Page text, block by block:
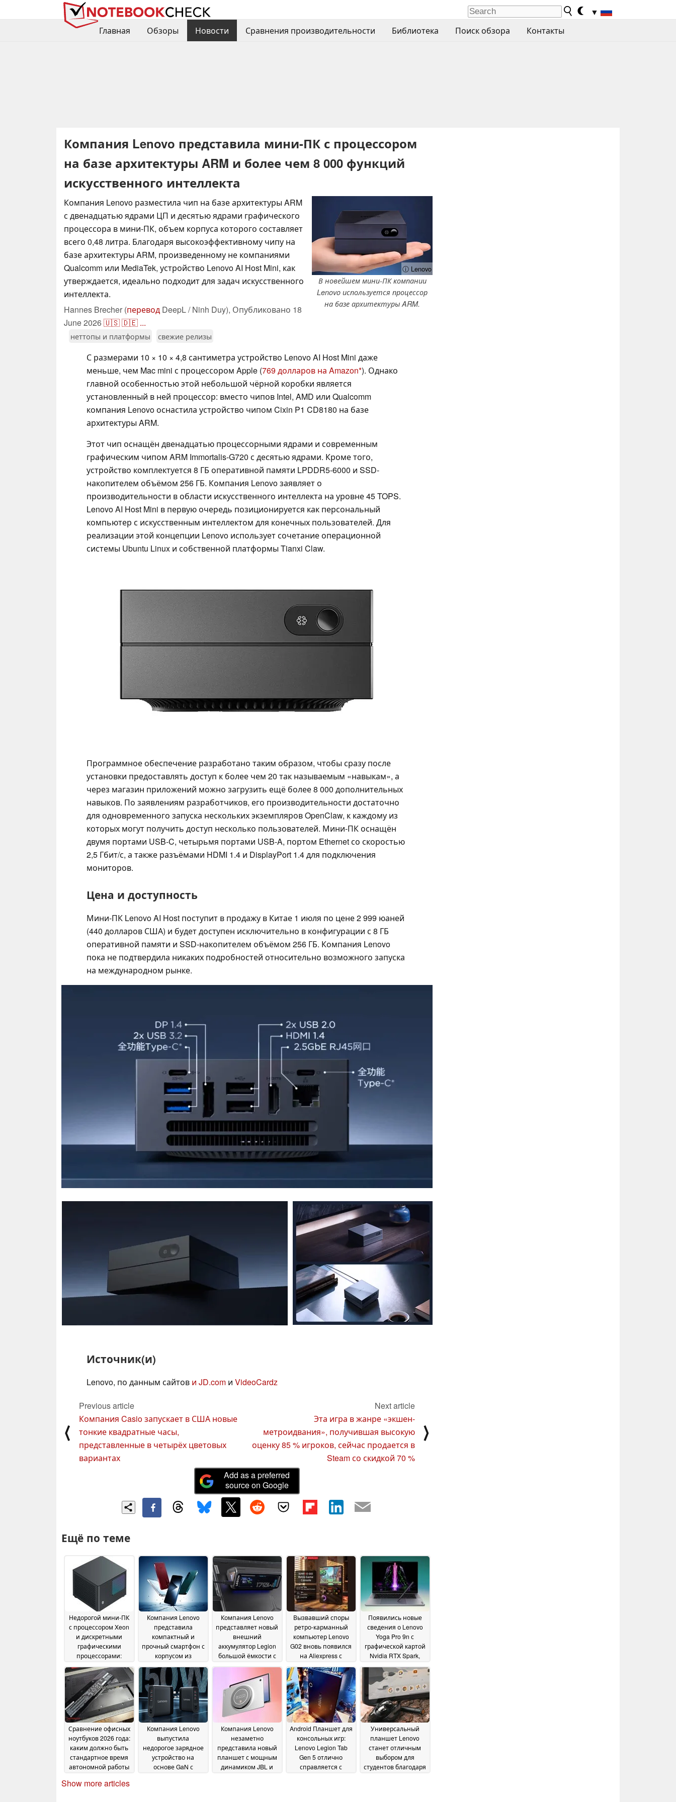
▼
Главная
Обзоры Новости Сравнения производительности Библиотека Поиск обзора Контакты
Компания Lenovo представила мини-ПК с процессором
на базе архитектуры ARM и более чем 8 000 функций
искусственного интеллекта
ⓘ Lenovo
В новейшем мини-ПК компании
Lenovo используется процессор
на базе архитектуры ARM.
Компания Lenovo разместила чип на базе архитектуры ARM
с двенадцатью ядрами ЦП и десятью ядрами графического
процессора в мини-ПК, объем корпуса которого составляет
всего 0,48 литра. Благодаря высокоэффективному чипу на
базе архитектуры ARM, произведенному не компаниями
Qualcomm или MediaTek, устройство Lenovo AI Host Mini, как
утверждается, идеально подходит для задач искусственного
интеллекта.
Hannes Brecher (перевод DeepL / Ninh Duy), Опубликовано 18
June 2026🇺🇸🇩🇪 ...
неттопы и платформы свежие релизы
С размерами 10 × 10 × 4,8 сантиметра устройство Lenovo AI Host Mini даже
меньше, чем Mac mini с процессором Apple (769 долларов на Amazon ). Однако
главной особенностью этой небольшой чёрной коробки является
установленный в ней процессор: вместо чипов Intel, AMD или Qualcomm
компания Lenovo оснастила устройство чипом Cixin P1 CD8180 на базе
архитектуры ARM.
Этот чип оснащён двенадцатью процессорными ядрами и современным
графическим чипом ARM Immortalis-G720 с десятью ядрами. Кроме того,
устройство комплектуется 8 ГБ оперативной памяти LPDDR5-6000 и SSD-
накопителем объёмом 256 ГБ. Компания Lenovo заявляет о
производительности в области искусственного интеллекта на уровне 45 TOPS.
Lenovo AI Host Mini в первую очередь позиционируется как персональный
компьютер с искусственным интеллектом для конечных пользователей. Для
реализации этой концепции Lenovo использует сочетание операционной
системы Ubuntu Linux и собственной платформы Tianxi Claw.
Программное обеспечение разработано таким образом, чтобы сразу после
установки предоставлять доступ к более чем 20 так называемым «навыкам», а
через магазин приложений можно загрузить ещё более 8 000 дополнительных
навыков. По заявлениям разработчиков, его производительности достаточно
для одновременного запуска нескольких экземпляров OpenClaw, к каждому из
которых могут получить доступ несколько пользователей. Мини-ПК оснащён
двумя портами USB-C, четырьмя портами USB-A, портом Ethernet со скоростью
2,5 Гбит/с, а также разъёмами HDMI 1.4 и DisplayPort 1.4 для подключения
мониторов.
Цена и доступность
Мини-ПК Lenovo AI Host поступит в продажу в Китае 1 июля по цене 2 999 юаней
(440 долларов США) и будет доступен исключительно в конфигурации с 8 ГБ
оперативной памяти и SSD-накопителем объёмом 256 ГБ. Компания Lenovo
пока не подтвердила никаких подробностей относительно возможного запуска
на международном рынке.
Источник(и)
Lenovo, по данным сайтов и JD.com и VideoCardz
⟨
Previous article
Компания Casio запускает в США новые
тонкие квадратные часы,
представленные в четырёх цветовых
вариантах
Next article
Эта игра в жанре «экшен-
метроидвания», получившая высокую
оценку 85 % игроков, сейчас продается в
Steam со скидкой 70 %
⟩
Add as a preferred
source on Google
Ещё по теме
Недорогой мини-ПК
с процессором Xeon
и дискретными
графическими
процессорами:
чтобы быть
правдой?26 June 2026
Компания Lenovo
представила
компактный и
прочный смартфон с
корпусом из
26
June 2026
Компания Lenovo
представляет новый
внешний
аккумулятор Legion
большой ёмкости с
зарядки мощностью
170 Вт17 June 2026
Вызвавший споры
ретро-карманный
компьютер Lenovo
G02 вновь появился
на Aliexpress с
предустановленных
прошивок
17 June 2026
Появились новые
сведения о Lenovo
Yoga Pro 9n с
графической картой
Nvidia RTX Spark,
тактильным
трекпадом
17 June 2026
Сравнение офисных
ноутбуков 2026 года:
каким должно быть
стандартное время
автономной работы
Компания Lenovo
выпустила
недорогое зарядное
устройство на
основе GaN с
Компания Lenovo
незаметно
представила новый
планшет с мощным
динамиком JBL и
Android Планшет для
консольных игр:
Lenovo Legion Tab
Gen 5 отлично
справляется с
Универсальный
планшет Lenovo
станет отличным
выбором для
студентов благодаря
Show more articles